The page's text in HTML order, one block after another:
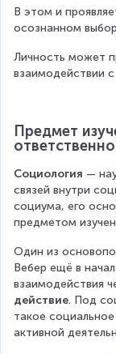
В этом и
осознанном
Личность может
взаимодействии
Предмет
Социология —
связей внутри
социума, его
предметом
Один из
Вебер ещё в
взаимодействия
действие. Под
такое
активной